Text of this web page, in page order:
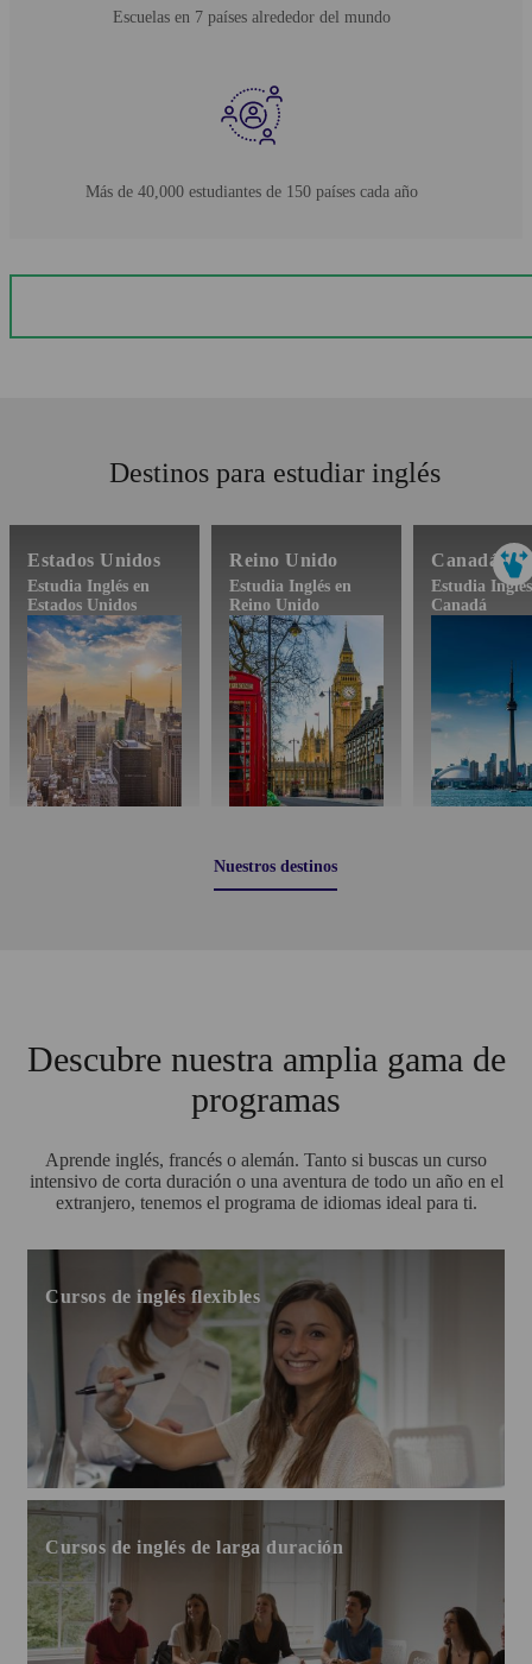
Escuelas en 7 países alrededor del mundo
Más de 40,000 estudiantes de 150 países cada año
Destinos para estudiar inglés
Estados Unidos
Estudia Inglés en
Estados Unidos
Reino Unido
Estudia Inglés en
Reino Unido
Canadá
Estudia
Canadá
Nuestros destinos
Descubre nuestra amplia gama de
programas
Aprende inglés, francés o alemán. Tanto si buscas un curso
intensivo de corta duración o una aventura de todo un año en el
extranjero, tenemos el programa de idiomas ideal para ti.
Cursos de inglés flexibles
Cursos de inglés de larga duración